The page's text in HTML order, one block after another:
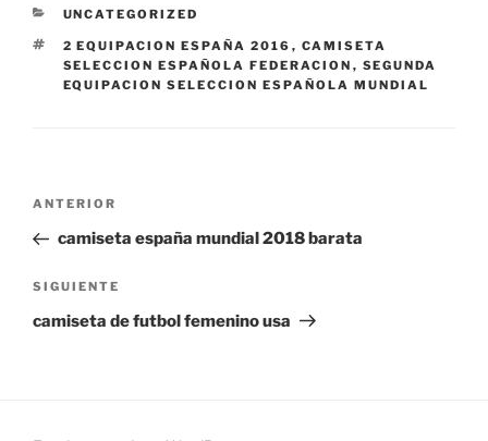
CATEGORÍAS
UNCATEGORIZED
ETIQUETAS
2 EQUIPACION ESPAÑA 2016 , CAMISETA
SELECCION ESPAÑOLA FEDERACION , SEGUNDA
EQUIPACION SELECCION ESPAÑOLA MUNDIAL
Navegación
entradas
Entrada
anterior:
ANTERIOR
camiseta españa mundial 2018 barata
Siguiente
entrada
SIGUIENTE
camiseta de futbol femenino usa